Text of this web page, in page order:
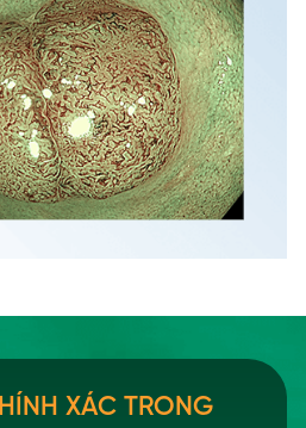
XÁC TRONG